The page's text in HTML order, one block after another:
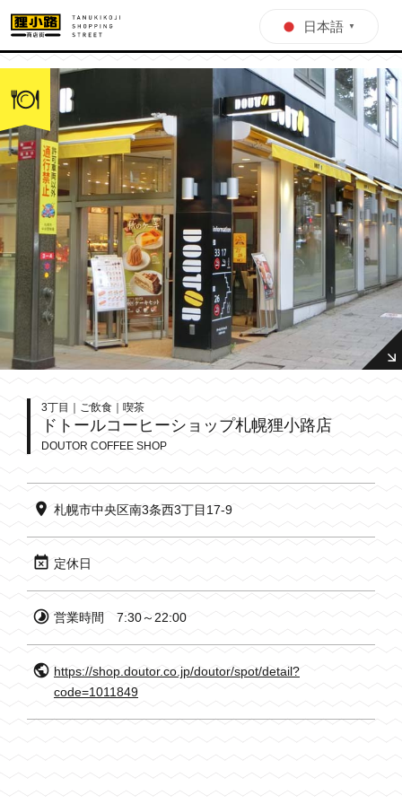
日本語 ▼
3丁目｜ご飲食｜喫茶
ドトールコーヒーショップ札幌狸小路店
DOUTOR COFFEE SHOP
札幌市中央区南3条西3丁目17-9
定休日
営業時間 7:30～22:00
https://shop.doutor.co.jp/doutor/spot/detail?
code=1011849